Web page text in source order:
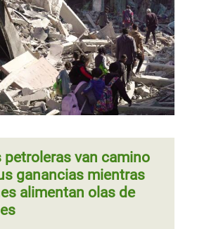
petroleras van camino
ganancias mientras
alimentan olas de